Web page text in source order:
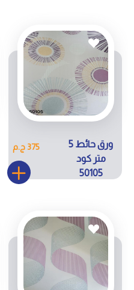
ورق حائط 5
متر كود
50105
375 ج.م